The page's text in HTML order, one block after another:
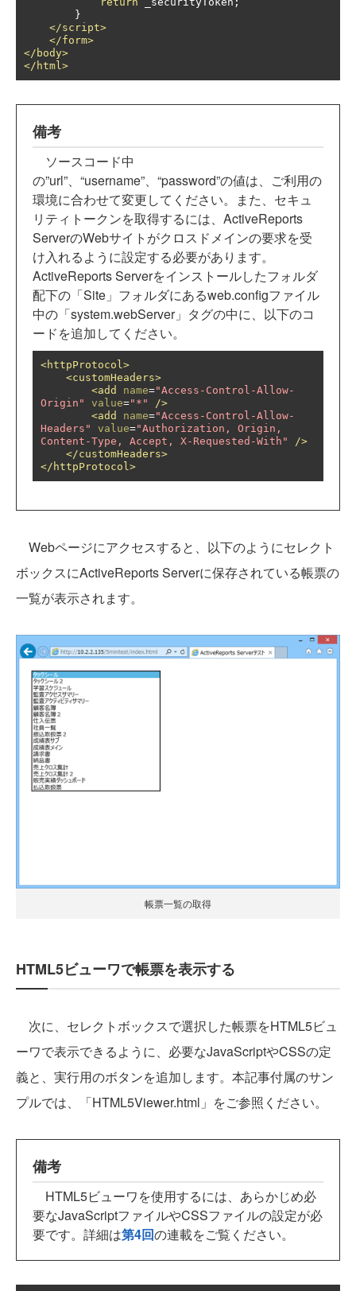
}
</script>
</form>
</body>
</html>
備考
ソースコード中
の”url”、“username”、“password”の値は、ご利用の
環境に合わせて変更してください。また、セキュ
リティトークンを取得するには、ActiveReports
ServerのWebサイトがクロスドメインの要求を受
け入れるように設定する必要があります。
ActiveReports Serverをインストールしたフォルダ
配下の「Site」フォルダにあるweb.configファイル
中の「system.webServer」タグの中に、以下のコ
ードを追加してください。
<httpProtocol>
<customHeaders>
<add
name="Access-Control-Allow-
Origin"
value="*"
/>
<add
name="Access-Control-Allow-
Headers"
value="Authorization, Origin,
Content-Type, Accept, X-Requested-With"
/>
</customHeaders>
</httpProtocol>
Webページにアクセスすると、以下のようにセレクト
ボックスにActiveReports Serverに保存されている帳票の
一覧が表示されます。
帳票一覧の取得
HTML5ビューワで帳票を表示する
次に、セレクトボックスで選択した帳票をHTML5ビュ
ーワで表示できるように、必要なJavaScriptやCSSの定
義と、実行用のボタンを追加します。本記事付属のサン
プルでは、「HTML5Viewer.html」をご参照ください。
備考
HTML5ビューワを使用するには、あらかじめ必
要なJavaScriptファイルやCSSファイルの設定が必
要です。詳細は第4回の連載をご覧ください。